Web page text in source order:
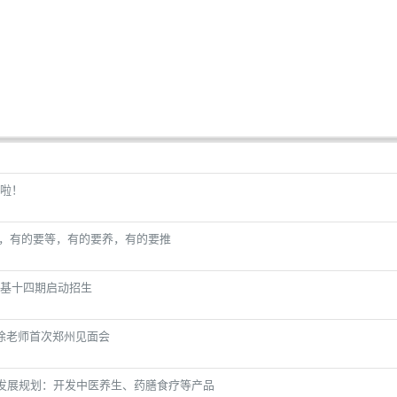
！
有的要等，有的要养，有的要推
十四期启动招生
老师首次郑州见面会
展规划：开发中医养生、药膳食疗等产品